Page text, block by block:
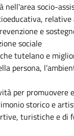
nell'area socio-
e
sociale
tutelano e
persona,
per promuovere
storico e
turistiche e di